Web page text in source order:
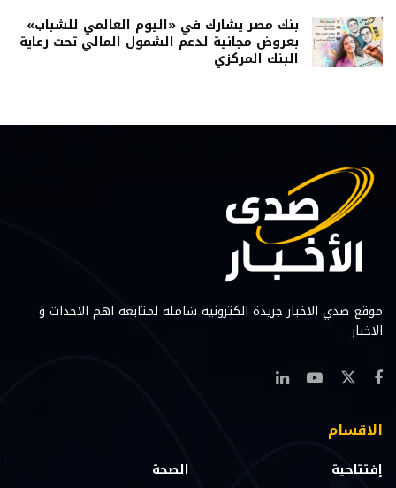
بنك مصر يشارك في «اليوم العالمي للشباب»
بعروض مجانية لدعم الشمول المالي تحت رعاية
البنك المركزي
موقع صدي الاخبار جريدة الكترونية شامله لمتابعه اهم الاحداث و
الاخبار
الاقسام
إفتتاحية
الصحة